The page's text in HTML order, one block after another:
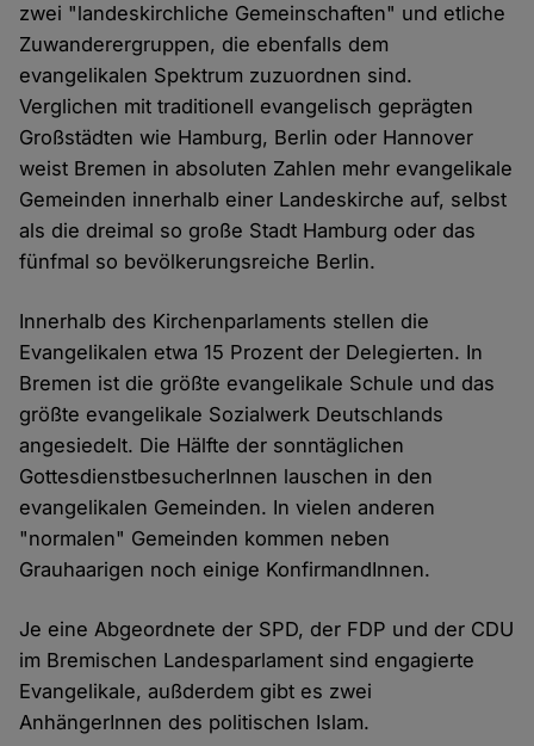
zwei "landeskirchliche Gemeinschaften" und etliche
Zuwanderergruppen, die ebenfalls dem
evangelikalen Spektrum zuzuordnen sind.
Verglichen mit traditionell evangelisch geprägten
Großstädten wie Hamburg, Berlin oder Hannover
weist Bremen in absoluten Zahlen mehr evangelikale
Gemeinden innerhalb einer Landeskirche auf, selbst
als die dreimal so große Stadt Hamburg oder das
fünfmal so bevölkerungsreiche Berlin.
Innerhalb des Kirchenparlaments stellen die
Evangelikalen etwa 15 Prozent der Delegierten. In
Bremen ist die größte evangelikale Schule und das
größte evangelikale Sozialwerk Deutschlands
angesiedelt. Die Hälfte der sonntäglichen
GottesdienstbesucherInnen lauschen in den
evangelikalen Gemeinden. In vielen anderen
"normalen" Gemeinden kommen neben
Grauhaarigen noch einige KonfirmandInnen.
Je eine Abgeordnete der SPD, der FDP und der CDU
im Bremischen Landesparlament sind engagierte
Evangelikale, außderdem gibt es zwei
AnhängerInnen des politischen Islam.